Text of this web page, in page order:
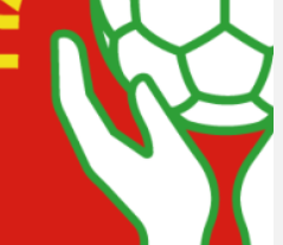
NNM NTE-serien 2026: J/G
16 år
Bli medlem?
Om HHK
HHK 50år 2024
Aktuelt
Arrangementer
Styret og verv